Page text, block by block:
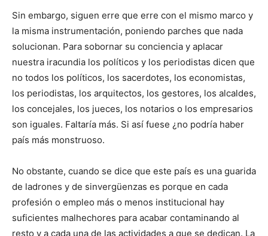
Sin embargo, siguen erre que erre con el mismo marco y
la misma instrumentación, poniendo parches que nada
solucionan. Para sobornar su conciencia y aplacar
nuestra iracundia los políticos y los periodistas dicen que
no todos los políticos, los sacerdotes, los economistas,
los periodistas, los arquitectos, los gestores, los alcaldes,
los concejales, los jueces, los notarios o los empresarios
son iguales. Faltaría más. Si así fuese ¿no podría haber
país más monstruoso.
No obstante, cuando se dice que este país es una guarida
de ladrones y de sinvergüenzas es porque en cada
profesión o empleo más o menos institucional hay
suficientes malhechores para acabar contaminando al
resto y a cada una de las actividades a que se dedican. La